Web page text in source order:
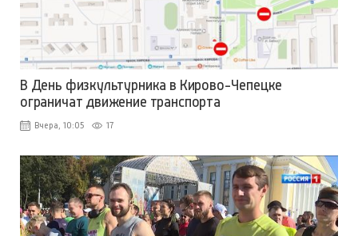
В День физкультурника в Кирово-Чепецке
ограничат движение транспорта
Вчера, 10:05 17